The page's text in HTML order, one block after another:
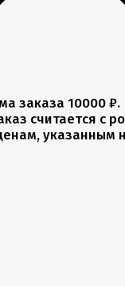
заказа 10000 ₽.
считается с
указанным